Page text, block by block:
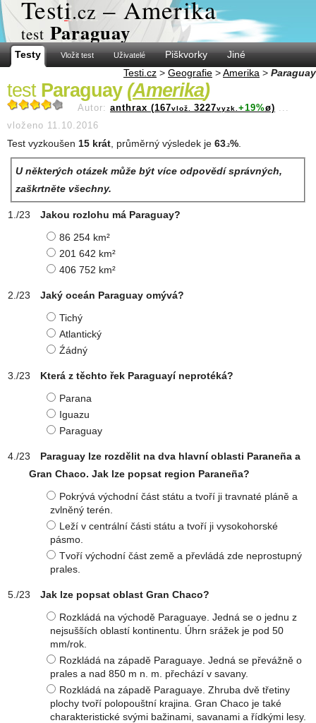
Testi.cz – Amerika
test Paraguay
Testy Vložit test Uživatelé Piškvorky
Jiné
Testi.cz > Geografie >Amerika > Paraguay
test Paraguay (Amerika)
Autor: anthrax (167vlož. 3227vyzk. +19%ø) ...
vloženo 11.10.2016
Test vyzkoušen 15 krát , průměrný výsledek je 63 .2%
U některých otázek může být více odpovědí správných,
zaškrtněte všechny.
Jakou rozlohu má Paraguay?
86 254 km²
201 642 km²
406 752 km²
Jaký oceán Paraguay omývá?
Tichý
Atlantický
Źádný
Která z těchto řek Paraguayí neprotéká?
Parana
Iguazu
Paraguay
Paraguay lze rozdělit na dva hlavní oblasti Paraneña a
Gran Chaco. Jak lze popsat region Paraneña?
Pokrývá východní část státu a tvoří ji travnaté pláně a
zvlněný terén.
Leží v centrální části státu a tvoří ji vysokohorské
pásmo.
Tvoří východní část země a převládá zde neprostupný
prales.
Jak lze popsat oblast Gran Chaco?
Rozkládá na východě Paraguaye. Jedná se o jednu z
nejsušších oblastí kontinentu. Úhrn srážek je pod 50
mm/rok.
Rozkládá na západě Paraguaye. Jedná se převážně o
prales a nad 850 m n. m. přechází v savany.
Rozkládá na západě Paraguaye. Zhruba dvě třetiny
plochy tvoří polopouštní krajina. Gran Chaco je také
charakteristické svými bažinami, savanami a řídkými lesy.